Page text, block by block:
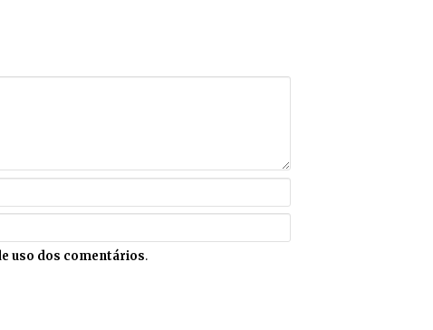
uso dos comentários.